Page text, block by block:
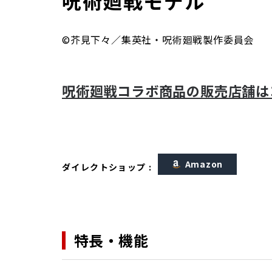
©芥見下々／集英社・呪術廻戦製作委員会
呪術廻戦コラボ商品の販売店舗
ダイレクトショップ : Amazon
特長・機能